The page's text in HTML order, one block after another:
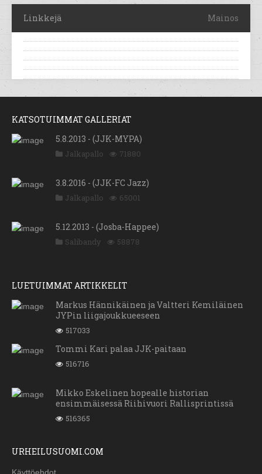
Linkkejä Mainos
KATSOTUIMMAT GALLERIAT
5.8.2013 - (JJK-MYPA)
Jalkapallo 71880
3.8.2016 - (JJK-FC Jazz)
Jalkapallo 65001
5.12.2013 - (Josba-Happee)
Salibandy 58878
LUETUIMMAT ARTIKKELIT
Markus Hännikäinen ja Valtteri Kemiläinen
JYPin liigajoukkueeseen
517033
Tommi Kari palaa JJK-paitaan
516716
Mikko Eskelinen hopealle historian
ensimmäisessä Riihivuori Rallisprintissä
516365
URHEILUSUOMI.COM
Käyttöehdot